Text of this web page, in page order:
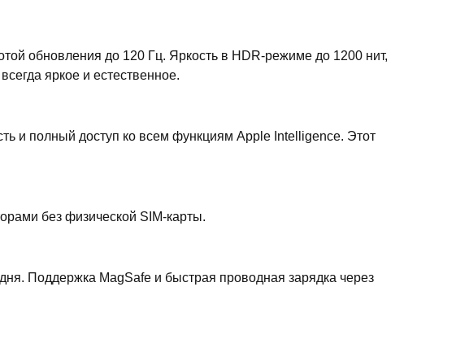
обновления до 120 Гц. Яркость в HDR-режиме до 1200 нит,
яркое и естественное.
и полный доступ ко всем функциям Apple Intelligence. Этот
без физической SIM-карты.
Поддержка MagSafe и быстрая проводная зарядка через